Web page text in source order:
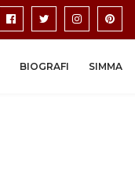
BIOGRAFI SIMMA